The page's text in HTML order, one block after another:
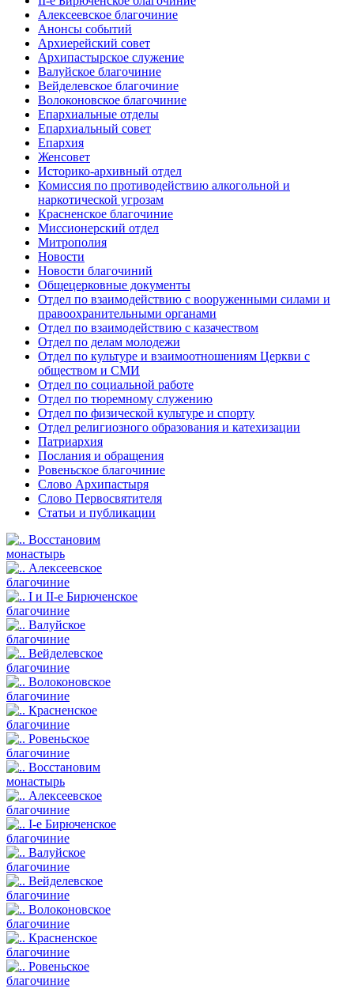
Алексеевское благочиние
Анонсы событий
Архиерейский совет
Архипастырское служение
Валуйское благочиние
Вейделевское благочиние
Волоконовское благочиние
Епархиальные отделы
Епархиальный совет
Епархия
Женсовет
Историко-архивный отдел
Комиссия по противодействию алкогольной и
наркотической угрозам
Красненское благочиние
Миссионерский отдел
Митрополия
Новости
Новости благочиний
Общецерковные документы
Отдел по взаимодействию с вооруженными силами и
правоохранительными органами
Отдел по взаимодействию с казачеством
Отдел по делам молодежи
Отдел по культуре и взаимоотношениям Церкви с
обществом и СМИ
Отдел по социальной работе
Отдел по тюремному служению
Отдел по физической культуре и спорту
Отдел религиозного образования и катехизации
Патриархия
Послания и обращения
Ровеньское благочиние
Слово Архипастыря
Слово Первосвятителя
Статьи и публикации
Восстановим
монастырь
Алексеевское
благочиние
I и II-е Бирюченское
благочиние
Валуйское
благочиние
Вейделевское
благочиние
Волоконовское
благочиние
Красненское
благочиние
Ровеньское
благочиние
Восстановим
монастырь
Алексеевское
благочиние
I-е Бирюченское
благочиние
Валуйское
благочиние
Вейделевское
благочиние
Волоконовское
благочиние
Красненское
благочиние
Ровеньское
благочиние